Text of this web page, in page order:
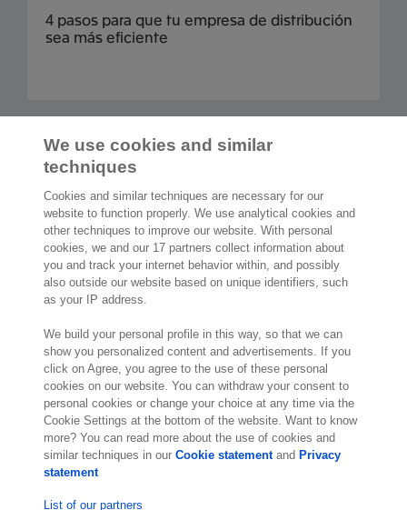
4 pasos para que tu empresa de distribución
sea más eficiente
2.000 especialistasdispuestos a
ayudarte
Paseo de la Castellana 200
Planta 9
28046 Madrid
Visítanos
We use cookies and similar
techniques
Cookies and similar techniques are necessary for our
website to function properly. We use analytical cookies and
other techniques to improve our website. With personal
cookies, we and our 17 partners collect information about
you and track your internet behavior within, and possibly
also outside our website based on unique identifiers, such
as your IP address.
We build your personal profile in this way, so that we can
show you personalized content and advertisements. If you
click on Agree, you agree to the use of these personal
cookies on our website. You can withdraw your consent to
personal cookies or change your choice at any time via the
Cookie Settings at the bottom of the website. Want to know
more? You can read more about the use of cookies and
similar techniques in ourCookie statementand Privacy
statement
List of our partners